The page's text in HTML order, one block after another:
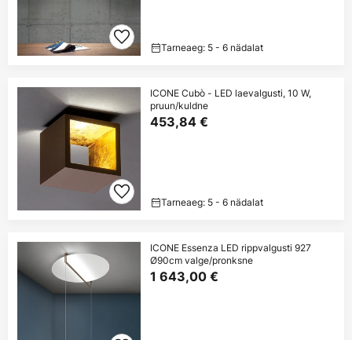
Tarneaeg: 5 - 6 nädalat
ICONE Cubò - LED laevalgusti, 10 W,
pruun/kuldne
453,84 €
Tarneaeg: 5 - 6 nädalat
ICONE Essenza LED rippvalgusti 927
Ø90cm valge/pronksne
1 643,00 €